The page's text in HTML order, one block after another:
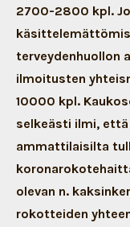
2700-2800 kpl.
terveydenhuollon
ilmoitusten
10000 kpl.
selkeästi ilmi,
ammattilaisilta
olevan n.
rokotteiden